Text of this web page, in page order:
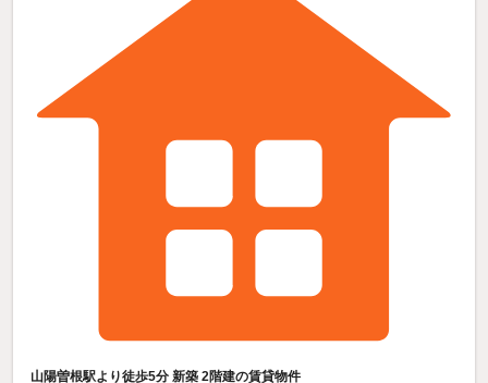
山陽曽根駅より徒歩5分 新築 2階建の賃貸物件